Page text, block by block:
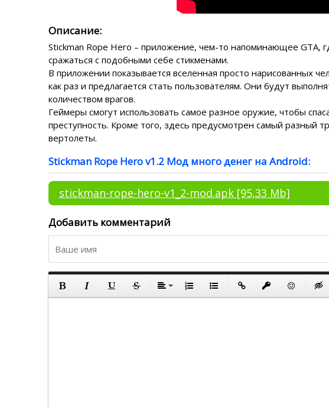
Описание:
Stickman Rope Hero – приложение, чем-то напоминающее GTA,
сражаться с подобными себе стикменами.
В приложении показывается вселенная просто нарисованных
как раз и предлагается стать пользователям. Они будут
количеством врагов.
Геймеры смогут использовать самое разное оружие, чтобы
преступность. Кроме того, здесь предусмотрен самый разный
вертолеты.
Stickman Rope Hero v1.2 Мод много денег на Android:
stickman-rope-hero-v1_2-mod.apk[95,33 Mb]
Добавить комментарий
Полужирный
КурсивПодчеркнутый
ЗачеркнутыйВыравнивание
По левому краю
По центру
Нумерованный список
Маркированный список
Вставить ссылку
ВставитьВставить